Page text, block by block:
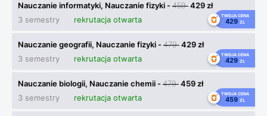
Nauczanie informatyki, Nauczanie fizyki -459429 zł
3 semestry
rekrutacja otwarta TWOJA CENA
429 ZŁ
Nauczanie geografii, Nauczanie fizyki -479429 zł
3 semestry
rekrutacja otwarta TWOJA CENA
429 ZŁ
Nauczanie biologii, Nauczanie chemii -479459 zł
3 semestry
rekrutacja otwarta TWOJA CENA
459 ZŁ